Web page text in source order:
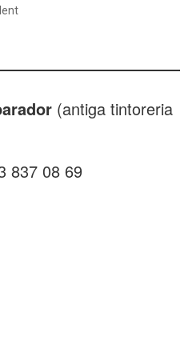
(antiga tintoreria
837 08 69